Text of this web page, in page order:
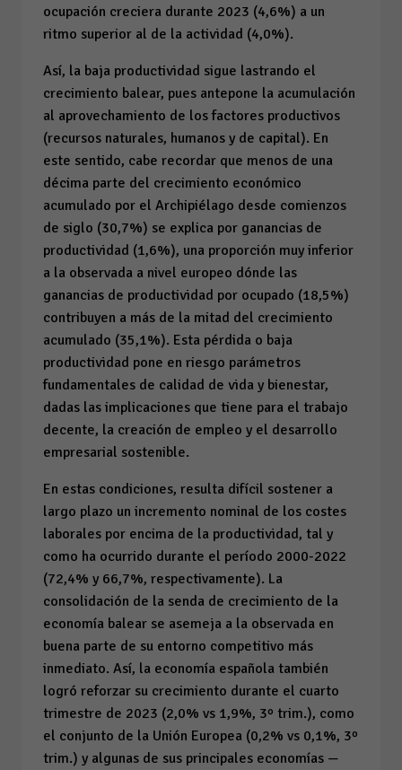
ocupación creciera durante 2023 (4,6%) a un
ritmo superior al de la actividad (4,0%).
Así, la baja productividad sigue lastrando el
crecimiento balear, pues antepone la acumulación
al aprovechamiento de los factores productivos
(recursos naturales, humanos y de capital). En
este sentido, cabe recordar que menos de una
décima parte del crecimiento económico
acumulado por el Archipiélago desde comienzos
de siglo (30,7%) se explica por ganancias de
productividad (1,6%), una proporción muy inferior
a la observada a nivel europeo dónde las
ganancias de productividad por ocupado (18,5%)
contribuyen a más de la mitad del crecimiento
acumulado (35,1%). Esta pérdida o baja
productividad pone en riesgo parámetros
fundamentales de calidad de vida y bienestar,
dadas las implicaciones que tiene para el trabajo
decente, la creación de empleo y el desarrollo
empresarial sostenible.
En estas condiciones, resulta difícil sostener a
largo plazo un incremento nominal de los costes
laborales por encima de la productividad, tal y
como ha ocurrido durante el período 2000-2022
(72,4% y 66,7%, respectivamente). La
consolidación de la senda de crecimiento de la
economía balear se asemeja a la observada en
buena parte de su entorno competitivo más
inmediato. Así, la economía española también
logró reforzar su crecimiento durante el cuarto
trimestre de 2023 (2,0% vs 1,9%, 3º trim.), como
el conjunto de la Unión Europea (0,2% vs 0,1%, 3º
trim.) y algunas de sus principales economías —